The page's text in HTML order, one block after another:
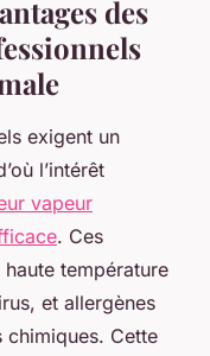
des
exigent un
l’intérêt
vapeur
. Ces
température
et allergènes
chimiques. Cette